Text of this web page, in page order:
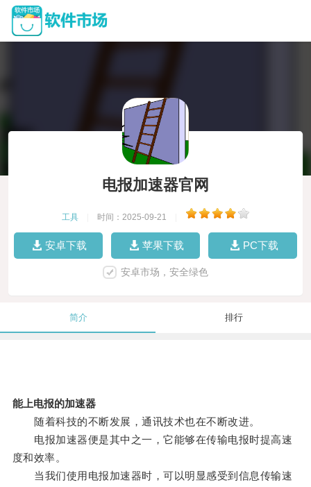
电报加速器官网
工具 时间：2025-09-21
安卓下载 苹果下载 PC下载
安卓市场，安全绿色
简介 排行
能上电报的加速器
随着科技的不断发展，通讯技术也在不断改进。
电报加速器便是其中之一，它能够在传输电报时提高速
度和效率。
当我们使用电报加速器时，可以明显感受到信息传输速